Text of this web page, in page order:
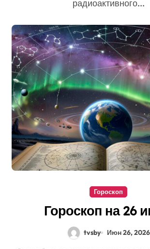
радиоактивного...
Гороскоп
Гороскоп на 26
tvsby Июн 26, 2026